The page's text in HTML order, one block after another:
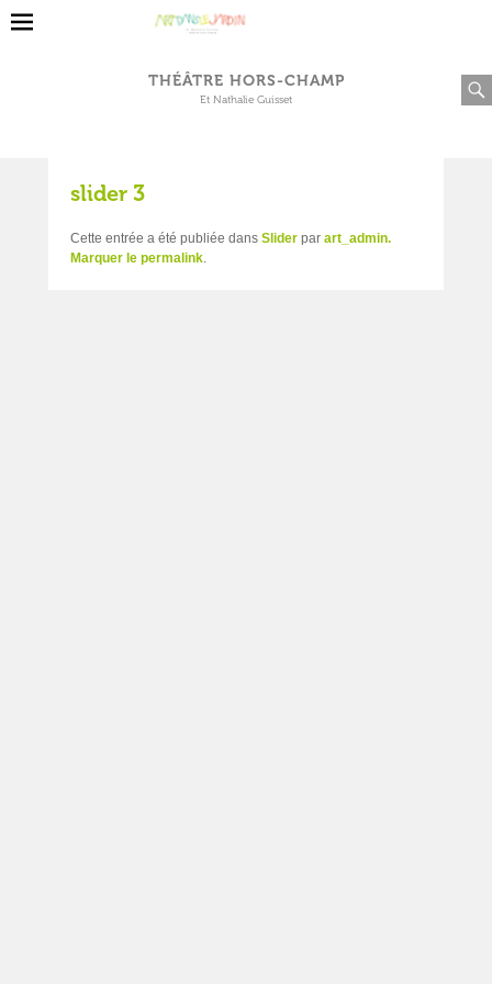
THÉÂTRE HORS-CHAMP
Et Nathalie Guisset
slider 3
Cette entrée a été publiée dans Slider par art_admin.
Marquer le permalink.